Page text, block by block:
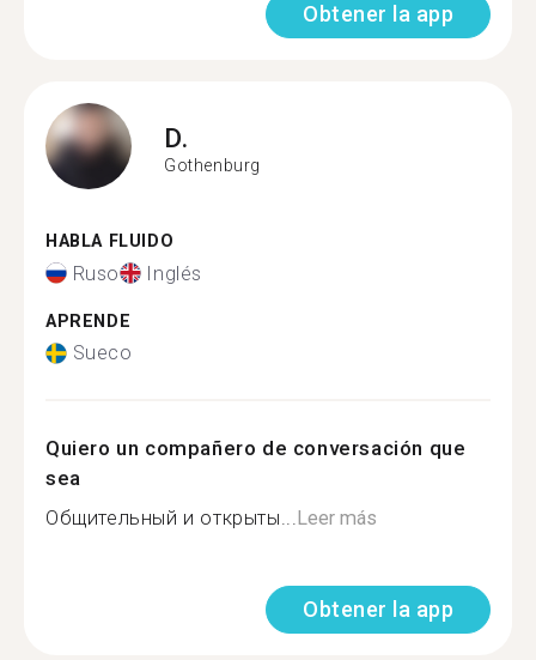
Obtener la app
D.
Gothenburg
HABLA FLUIDO
Ruso Inglés
APRENDE
Sueco
Quiero un compañero de conversación que
sea
Общительный и открыты...Leer más
Obtener la app